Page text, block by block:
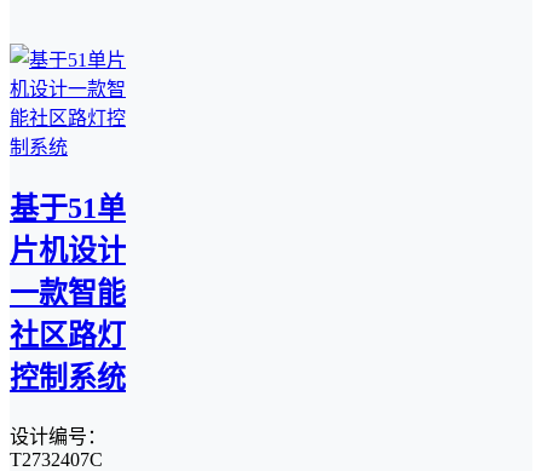
基于51单
片机设计
一款智能
社区路灯
控制系统
设计编号：
T2732407C